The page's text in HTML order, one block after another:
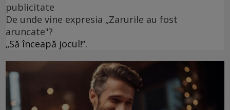
publicitate
De unde vine expresia „Zarurile au fost
aruncate"?
„Să înceapă jocul!”.